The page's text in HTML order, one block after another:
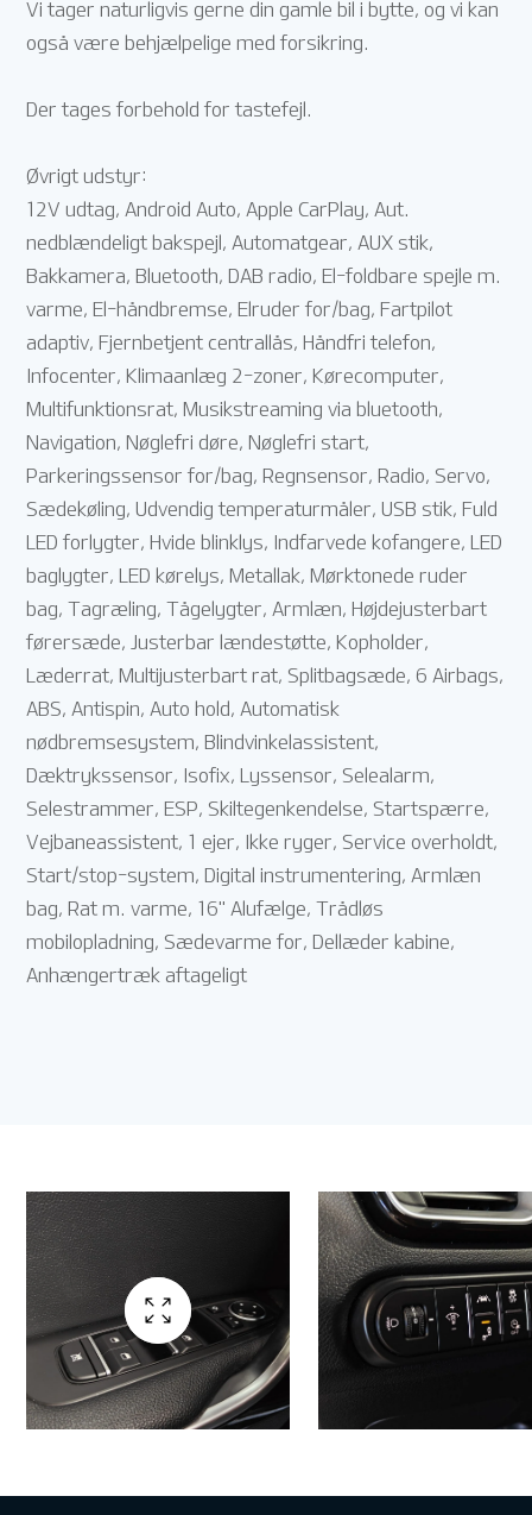
Vi tager naturligvis gerne din gamle bil i bytte, og vi kan
også være behjælpelige med forsikring.
Der tages forbehold for tastefejl.
Øvrigt udstyr:
12V udtag, Android Auto, Apple CarPlay, Aut.
nedblændeligt bakspejl, Automatgear, AUX stik,
Bakkamera, Bluetooth, DAB radio, El-foldbare spejle m.
varme, El-håndbremse, Elruder for/bag, Fartpilot
adaptiv, Fjernbetjent centrallås, Håndfri telefon,
Infocenter, Klimaanlæg 2-zoner, Kørecomputer,
Multifunktionsrat, Musikstreaming via bluetooth,
Navigation, Nøglefri døre, Nøglefri start,
Parkeringssensor for/bag, Regnsensor, Radio, Servo,
Sædekøling, Udvendig temperaturmåler, USB stik, Fuld
LED forlygter, Hvide blinklys, Indfarvede kofangere, LED
baglygter, LED kørelys, Metallak, Mørktonede ruder
bag, Tagræling, Tågelygter, Armlæn, Højdejusterbart
førersæde, Justerbar lændestøtte, Kopholder,
Læderrat, Multijusterbart rat, Splitbagsæde, 6 Airbags,
ABS, Antispin, Auto hold, Automatisk
nødbremsesystem, Blindvinkelassistent,
Dæktrykssensor, Isofix, Lyssensor, Selealarm,
Selestrammer, ESP, Skiltegenkendelse, Startspærre,
Vejbaneassistent, 1 ejer, Ikke ryger, Service overholdt,
Start/stop-system, Digital instrumentering, Armlæn
bag, Rat m. varme, 16" Alufælge, Trådløs
mobilopladning, Sædevarme for, Dellæder kabine,
Anhængertræk aftageligt